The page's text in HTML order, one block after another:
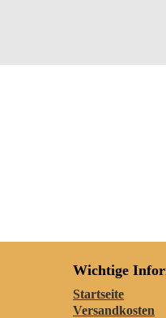
Wichtige
Startseite
Versandkosten